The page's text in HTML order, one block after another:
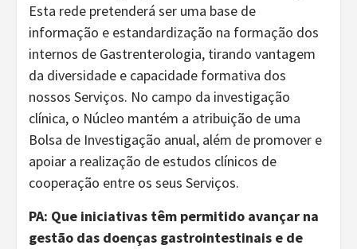
Esta rede pretenderá ser uma base de
informação e estandardização na formação dos
internos de Gastrenterologia, tirando vantagem
da diversidade e capacidade formativa dos
nossos Serviços. No campo da investigação
clínica, o Núcleo mantém a atribuição de uma
Bolsa de Investigação anual, além de promover e
apoiar a realização de estudos clínicos de
cooperação entre os seus Serviços.
PA: Que iniciativas têm permitido avançar na
gestão das doenças gastrointestinais e de